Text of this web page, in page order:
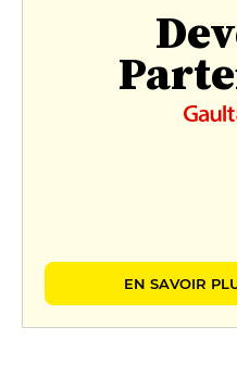
EN SAVOIR